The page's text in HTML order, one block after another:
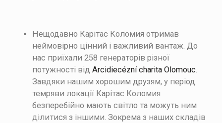
Нещодавно Карітас Коломия отримав
неймовірно цінний і важливий вантаж. До
нас приїхали 258 генераторів різної
потужності від Arcidiecézní charita Olomouc.
Завдяки нашим хорошим друзям, у період
темряви локації Карітас Коломия
безперебійно мають світло та можуть ним
ділитися з іншими. Зокрема з наших складів